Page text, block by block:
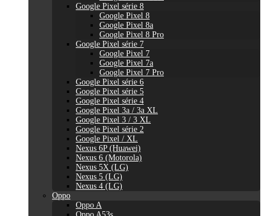
Google Pixel série 8
Google Pixel 8
Google Pixel 8a
Google Pixel 8 Pro
Google Pixel série 7
Google Pixel 7
Google Pixel 7a
Google Pixel 7 Pro
Google Pixel série 6
Google Pixel série 5
Google Pixel série 4
Google Pixel 3a / 3a XL
Google Pixel 3 / 3 XL
Google Pixel série 2
Google Pixel / XL
Nexus 6P (Huawei)
Nexus 6 (Motorola)
Nexus 5X (LG)
Nexus 5 (LG)
Nexus 4 (LG)
Oppo
Oppo A